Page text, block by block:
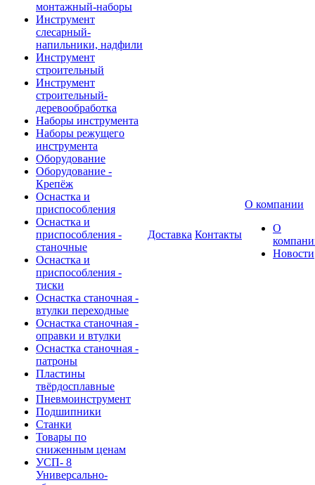
монтажный-наборы
Инструмент
слесарный-
напильники, надфили
Инструмент
строительный
Инструмент
строительный-
деревообработка
Наборы инструмента
Наборы режущего
инструмента
Оборудование
Оборудование -
Крепёж
Оснастка и
приспособления
Оснастка и
приспособления -
станочные
Оснастка и
приспособления -
тиски
Оснастка станочная -
втулки переходные
Оснастка станочная -
оправки и втулки
Оснастка станочная -
патроны
Пластины
твёрдосплавные
Пневмоинструмент
Подшипники
Станки
Товары по
сниженным ценам
УСП- 8
Универсально-
Доставка Контакты
О компании
О
Новости